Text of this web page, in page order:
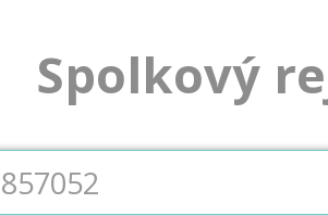
Spolkový